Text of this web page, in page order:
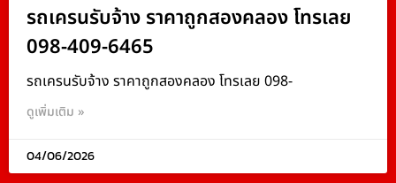
รถเครนรับจ้าง ราคาถูกสองคลอง โทรเลย
098-409-6465
รถเครนรับจ้าง ราคาถูกสองคลอง โทรเลย 098-
ดูเพิ่มเติม »
04/06/2026